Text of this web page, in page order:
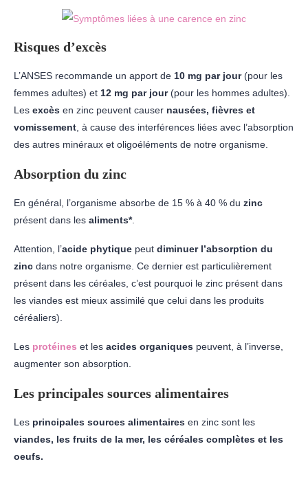
Risques d’excès
L’ANSES recommande un apport de 10 mg par jour(pour les
femmes adultes) et 12 mg par jour(pour les hommes adultes).
Les excès en zinc peuvent causer nausées, fièvres et
vomissement , à cause des interférences liées avec l’absorption
des autres minéraux et oligoéléments de notre organisme.
Absorption du zinc
En général, l’organisme absorbe de 15 % à 40 % du zinc
présent dans les aliments*.
Attention, l’acide phytique peut diminuer l’absorption du
zinc dans notre organisme. Ce dernier est particulièrement
présent dans les céréales, c’est pourquoi le zinc présent dans
les viandes est mieux assimilé que celui dans les produits
céréaliers).
Les protéines et les acides organiques peuvent, à l’inverse,
augmenter son absorption.
Les principales sources alimentaires
Les principales sources alimentaires en zinc sont les
viandes, les fruits de la mer, les céréales complètes et les
oeufs.